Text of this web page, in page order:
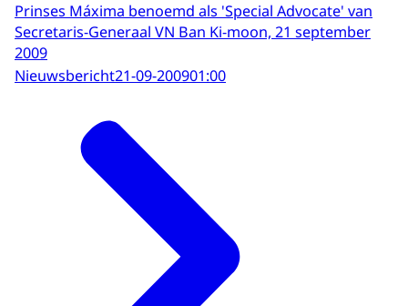
Prinses Máxima benoemd als 'Special Advocate' van
Secretaris-Generaal VN Ban Ki-moon, 21 september
2009
Nieuwsbericht21-09-200901:00